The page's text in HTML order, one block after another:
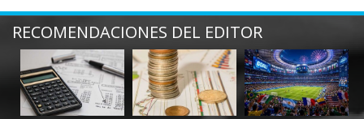
RECOMENDACIONES DEL EDITOR